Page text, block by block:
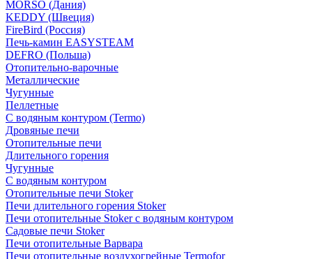
MORSO (Дания)
KEDDY (Швеция)
FireBird (Россия)
Печь-камин EASYSTEAM
DEFRO (Польша)
Отопительно-варочные
Металлические
Чугунные
Пеллетные
С водяным контуром (Termo)
Дровяные печи
Отопительные печи
Длительного горения
Чугунные
C водяным контуром
Отопительные печи Stoker
Печи длительного горения Stoker
Печи отопительные Stoker с водяным контуром
Садовые печи Stoker
Печи отопительные Варвара
Печи отопительные воздухогрейные Termofor